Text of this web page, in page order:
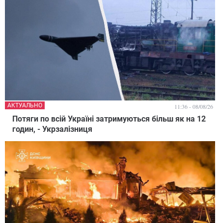
Потяги по всій Україні затримуються більш як на 12
годин, - Укрзалізниця
АКТУАЛЬНО 11:36 - 08/08/26